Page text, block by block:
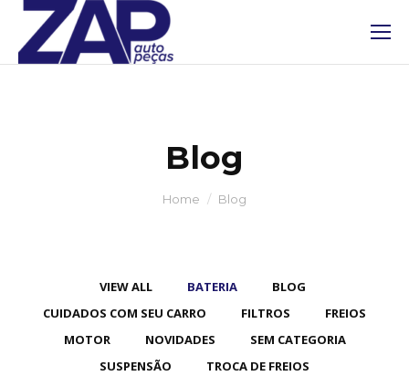
Blog
Home Blog
VIEW ALL BATERIA
BLOG
CUIDADOS COM SEU CARRO
FILTROS
FREIOS
MOTOR
NOVIDADES
SEM CATEGORIA
SUSPENSÃO
TROCA DE FREIOS